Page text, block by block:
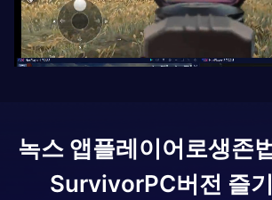
녹스 앱플레이어로생존
SurvivorPC버전 즐